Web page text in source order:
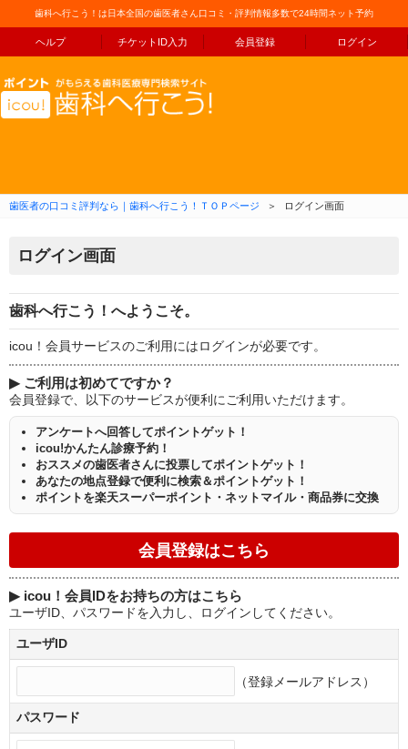
歯科へ行こう！は日本全国の歯医者さん口コミ・評判情報多数で24時間ネット予約
ヘルプ チケットID入力 会員登録 ログイン
コンテンツへ移動
歯医者の口コミ評判なら｜歯科へ行こう！ＴＯＰページ ＞ ログイン画面
ログイン画面
歯科へ行こう！へようこそ。
icou！会員サービスのご利用にはログインが必要です。
▶ ご利用は初めてですか？
会員登録で、以下のサービスが便利にご利用いただけます。
アンケートへ回答してポイントゲット！
icou!かんたん診療予約！
おススメの歯医者さんに投票してポイントゲット！
あなたの地点登録で便利に検索＆ポイントゲット！
ポイントを楽天スーパーポイント・ネットマイル・商品券に交換
▶ icou！会員IDをお持ちの方はこちら
ユーザID、パスワードを入力し、ログインしてください。
ユーザID
（登録メールアドレス）
パスワード